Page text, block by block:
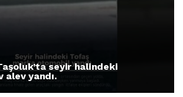
seyir halindeki
alev yandı.